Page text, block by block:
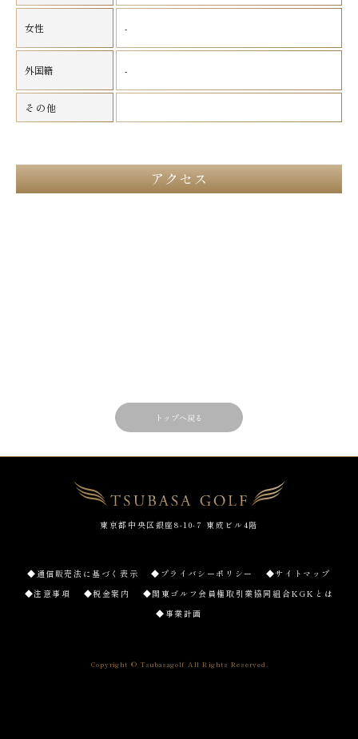
女性 -
外国籍 -
その他
アクセス
トップへ戻る
東京都中央区銀座8-10-7 東成ビル4階
◆通信販売法に基づく表示 ◆プライバシーポリシー
◆サイトマップ
◆注意事項
◆税金案内
◆関東ゴルフ会員権取引業協同組合KGKとは
◆事業計画
Copyright © Tsubasagolf All Rights Reserved.